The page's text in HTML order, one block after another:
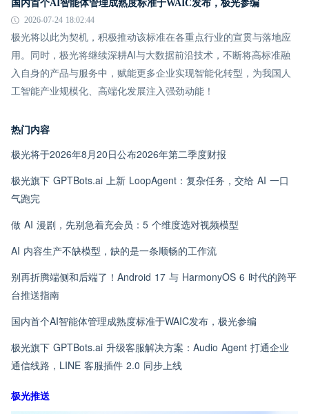
国内首个AI智能体管理成熟度标准于WAIC发布，极光参编
2026-07-24 18:02:44
极光将以此为契机，积极推动该标准在各重点行业的宣贯与落地应
用。同时，极光将继续深耕AI与大数据前沿技术，不断将高标准融
入自身的产品与服务中，赋能更多企业实现智能化转型，为我国人
工智能产业规模化、高端化发展注入强劲动能！
热门内容
极光将于2026年8月20日公布2026年第二季度财报
极光旗下 GPTBots.ai 上新 LoopAgent：复杂任务，交给 AI 一口
气跑完
做 AI 漫剧，先别急着充会员：5 个维度选对视频模型
AI 内容生产不缺模型，缺的是一条顺畅的工作流
别再折腾端侧和后端了！Android 17 与 HarmonyOS 6 时代的跨平
台推送指南
国内首个AI智能体管理成熟度标准于WAIC发布，极光参编
极光旗下 GPTBots.ai 升级客服解决方案：Audio Agent 打通企业
通信线路，LINE 客服插件 2.0 同步上线
极光推送